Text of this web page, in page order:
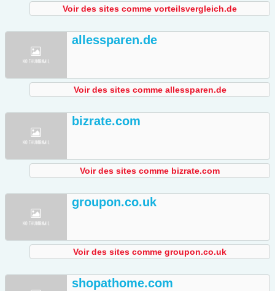
Voir des sites comme vorteilsvergleich.de
allessparen.de
Voir des sites comme allessparen.de
bizrate.com
Voir des sites comme bizrate.com
groupon.co.uk
Voir des sites comme groupon.co.uk
shopathome.com